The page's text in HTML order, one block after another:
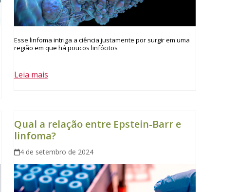
Esse linfoma intriga a ciência justamente por surgir em uma
região em que há poucos linfócitos
Leia mais
Qual a relação entre Epstein-Barr e
linfoma?
4 de setembro de 2024